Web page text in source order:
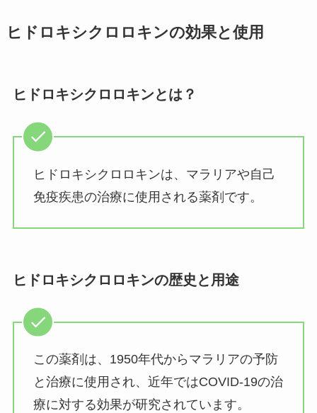
ヒドロキシクロロキンの効果と使用
ヒドロキシクロロキンとは？
ヒドロキシクロロキンは、マラリアや自己
免疫疾患の治療に使用される薬剤です。
ヒドロキシクロロキンの歴史と用途
この薬剤は、1950年代からマラリアの予防
と治療に使用され、近年ではCOVID-19の治
療に対する効果が研究されています。